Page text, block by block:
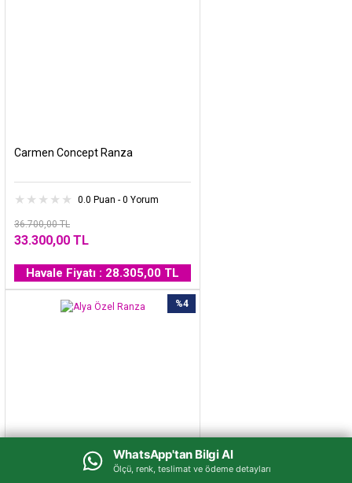
WhatsApp'tan Bilgi Al
Ölçü, renk, teslimat ve ödeme detayları
Carmen Concept Ranza
0.0 Puan - 0 Yorum
36.700,00 TL
33.300,00 TL
Havale Fiyatı : 28.305,00 TL
%4
WhatsApp'tan Bilgi Al
Ölçü, renk, teslimat ve ödeme detayları